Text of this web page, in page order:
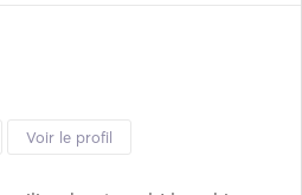
Voir le profil